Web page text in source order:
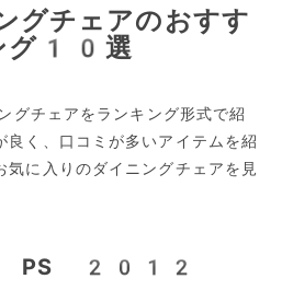
グチェアのおすす
グ10選
グチェアをランキング形式で紹
良く、口コミが多いアイテムを紹
気に入りのダイニングチェアを見
PS 2012